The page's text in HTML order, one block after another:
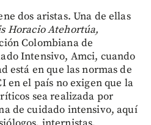
dos aristas. Una de ellas
Horacio Atehortúa,
Colombiana de
Intensivo, Amci, cuando
está en que las normas de
en el país no exigen que la
sea realizada por
de cuidado intensivo, aquí